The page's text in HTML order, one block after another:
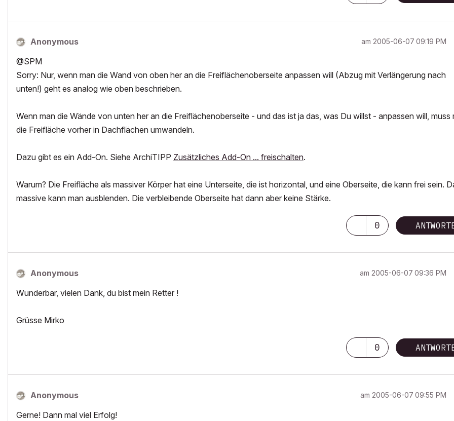
Anonymous am ‎2005-06-07 09:19 PM
@SPM
Sorry: Nur, wenn man die Wand von oben her an die Freiflächenoberseite anpassen will (Abzug mit Verlängerung nach
unten!) geht es analog wie oben beschrieben.
Wenn man die Wände von unten her an die Freiflächenoberseite - und das ist ja das, was Du willst - anpassen will, muss
die Freifläche vorher in Dachflächen umwandeln.
Dazu gibt es ein Add-On. Siehe ArchiTIPP Zusätzliches Add-On ... freischalten.
Warum? Die Freifläche als massiver Körper hat eine Unterseite, die ist horizontal, und eine Oberseite, die kann frei sein.
massive kann man ausblenden. Die verbleibende Oberseite hat dann aber keine Stärke.
0
Anonymous am ‎2005-06-07 09:36 PM
Wunderbar, vielen Dank, du bist mein Retter !
Grüsse Mirko
0
Anonymous am ‎2005-06-07 09:55 PM
Gerne! Dann mal viel Erfolg!